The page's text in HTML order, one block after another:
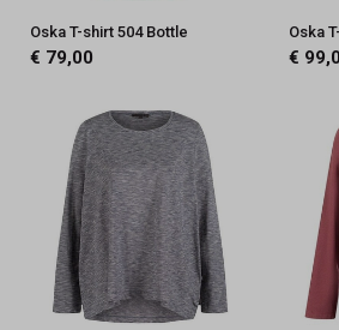
Oska T-shirt 504 Bottle
€ 79,00
Oska
€